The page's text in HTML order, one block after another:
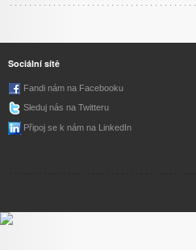
Sociální sítě
Fandi nám na Facebooku
Sleduj nás na Twitteru
Připoj se k nám na LinkedIn